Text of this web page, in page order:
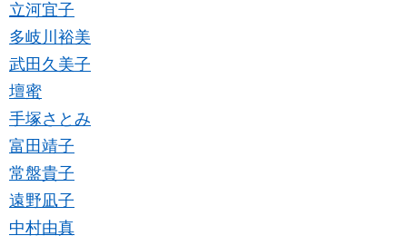
立河宜子
多岐川裕美
武田久美子
壇蜜
手塚さとみ
富田靖子
常盤貴子
遠野凪子
中村由真